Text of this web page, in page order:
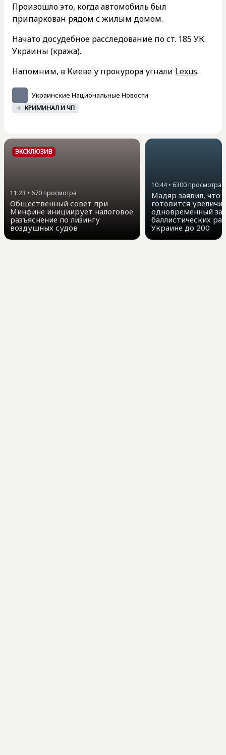
Произошло это, когда автомобиль был
припаркован рядом с жилым домом.
Начато досудебное расследование по ст. 185 УК
Украины (кража).
Напомним, в Киеве у прокурора угнали Lexus.
Украинские Национальные Новости
КРИМИНАЛ И ЧП
ЭКСКЛЮЗИВ
11:23 • 670 просмотра
Общественный совет при
Минфине инициирует налоговое
разъяснение по лизингу
воздушных судов
10:44 • 6300просмотра
Мадяр заявил, что
готовится
одновременный
баллистических
Украине до 200